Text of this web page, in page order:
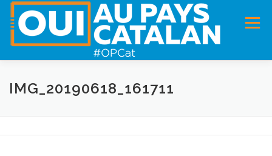
Menu
ACCUEIL INFOS DANS LA PRESSE
IMG_20190618_161711